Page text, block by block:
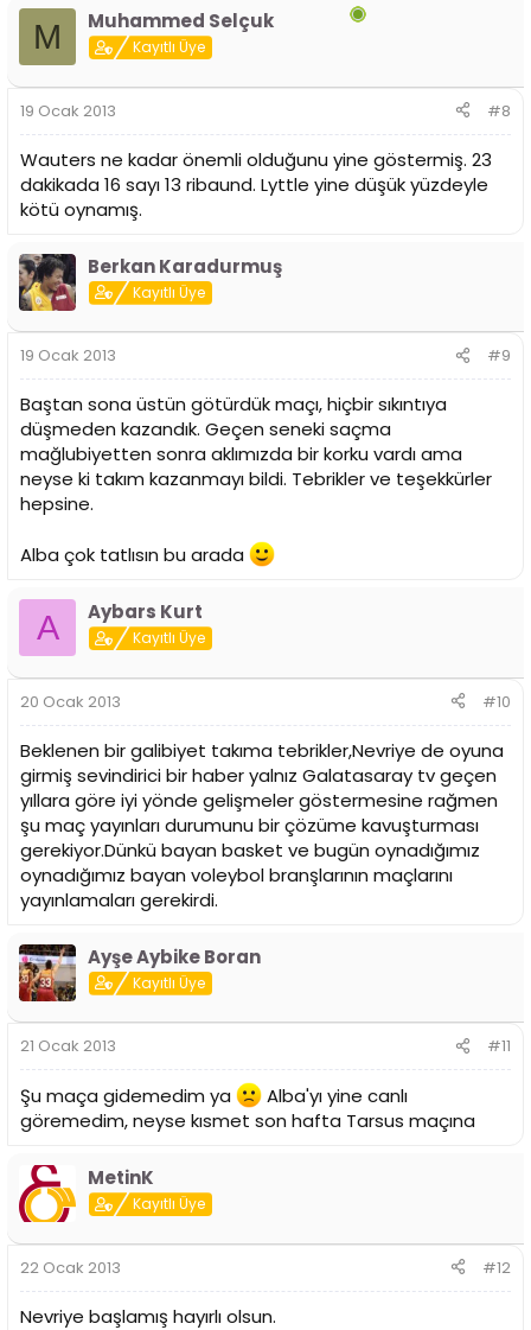
M Muhammed Selçuk
Kayıtlı Üye
19 Ocak 2013 #8
Wauters ne kadar önemli olduğunu yine göstermiş. 23
dakikada 16 sayı 13 ribaund. Lyttle yine düşük yüzdeyle
kötü oynamış.
Berkan Karadurmuş
Kayıtlı Üye
19 Ocak 2013 #9
Baştan sona üstün götürdük maçı, hiçbir sıkıntıya
düşmeden kazandık. Geçen seneki saçma
mağlubiyetten sonra aklımızda bir korku vardı ama
neyse ki takım kazanmayı bildi. Tebrikler ve teşekkürler
hepsine.
Alba çok tatlısın bu arada
A Aybars Kurt
Kayıtlı Üye
20 Ocak 2013 #10
Beklenen bir galibiyet takıma tebrikler,Nevriye de oyuna
girmiş sevindirici bir haber yalnız Galatasaray tv geçen
yıllara göre iyi yönde gelişmeler göstermesine rağmen
şu maç yayınları durumunu bir çözüme kavuşturması
gerekiyor.Dünkü bayan basket ve bugün oynadığımız
oynadığımız bayan voleybol branşlarının maçlarını
yayınlamaları gerekirdi.
Ayşe Aybike Boran
Kayıtlı Üye
21 Ocak 2013 #11
Şu maça gidemedim ya
Alba'yı yine canlı
göremedim, neyse kısmet son hafta Tarsus maçına
MetinK
Kayıtlı Üye
22 Ocak 2013 #12
Nevriye başlamış hayırlı olsun.